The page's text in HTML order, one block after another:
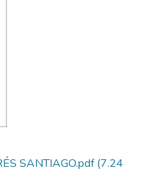
SANTIAGO.pdf(7.24